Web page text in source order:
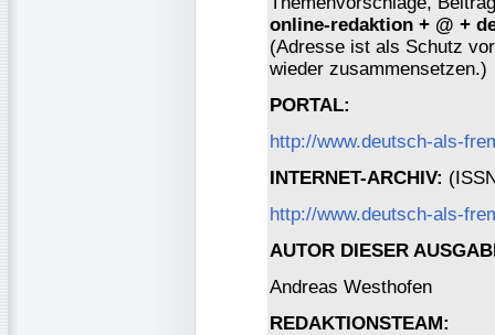
online-redaktion + @ +
(Adresse ist als Schutz
wieder zusammensetzen.)
PORTAL:
http://www.deutsch-als-
INTERNET-ARCHIV:
http://www.deutsch-als-
AUTOR DIESER
Andreas Westhofen
REDAKTIONSTEAM: